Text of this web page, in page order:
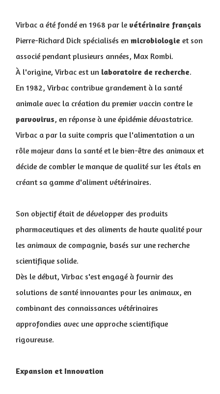
Virbac a été fondé en 1968 par le vétérinaire français
Pierre-Richard Dick spécialisés en microbiologie et son
associé pendant plusieurs années, Max Rombi.
À l'origine, Virbac est un laboratoire de recherche.
En 1982, Virbac contribue grandement à la santé
animale avec la création du premier vaccin contre le
parvovirus, en réponse à une épidémie dévastatrice.
Virbac a par la suite compris que l'alimentation a un
rôle majeur dans la santé et le bien-être des animaux et
décide de combler le manque de qualité sur les étals en
créant sa gamme d'aliment vétérinaires.
Son objectif était de développer des produits
pharmaceutiques et des aliments de haute qualité pour
les animaux de compagnie, basés sur une recherche
scientifique solide.
Dès le début, Virbac s'est engagé à fournir des
solutions de santé innovantes pour les animaux, en
combinant des connaissances vétérinaires
approfondies avec une approche scientifique
rigoureuse.
Expansion et Innovation